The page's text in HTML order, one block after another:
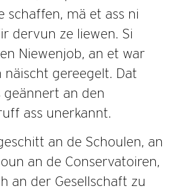
schaffen, mä et ass ni
dervun ze liewen. Si
Niewenjob, an et war
näischt gereegelt. Dat
geännert an den
ass unerkannt.
an de Schoulen, an
an de Conservatoiren,
an der Gesellschaft zu